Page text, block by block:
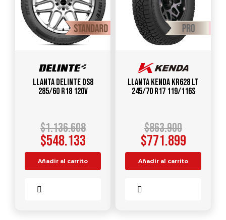
Llanta DELINTE DS8
285/60 R18 120V
$1.136.608
$548.133
Añadir al carrito
Llanta KENDA KR628 LT
245/70 R17 119/116S
$863.900
$771.899
Añadir al carrito